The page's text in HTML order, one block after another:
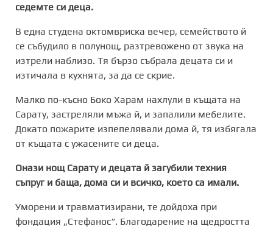
седемте си деца.
В една студена октомвриска вечер, семейството й
се събудило в полунощ, разтревожено от звука на
изтрели наблизо. Тя бързо събрала децата си и
изтичала в кухнята, за да се скрие.
Малко по-късно Боко Харам нахлули в къщата на
Сарату, застреляли мъжа й, и запалили мебелите.
Докато пожарите изпепелявали дома й, тя избягала
от къщата с ужасените си деца.
Онази нощ Сарату и децата й загубили техния
съпруг и баща, дома си и всичко, което са имали.
Уморени и травматизирани, те дойдоха при
фондация „Стефанос“. Благодарение на щедростта